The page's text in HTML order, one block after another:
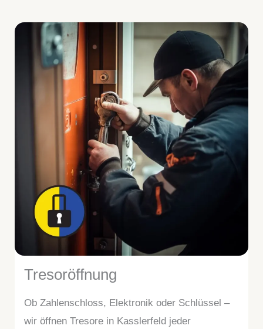
Tresoröffnung
Ob Zahlenschloss, Elektronik oder Schlüssel –
wir öffnen Tresore in Kasslerfeld jeder